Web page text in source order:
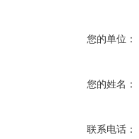
您的单位：
您的姓名：
联系电话：